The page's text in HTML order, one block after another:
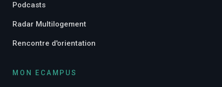
Podcasts
Radar Multilogement
Rencontre d'orientation
MON ECAMPUS